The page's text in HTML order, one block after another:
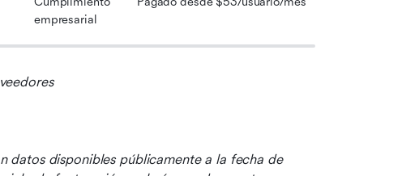
empresarial
datos disponibles públicamente a la fecha de